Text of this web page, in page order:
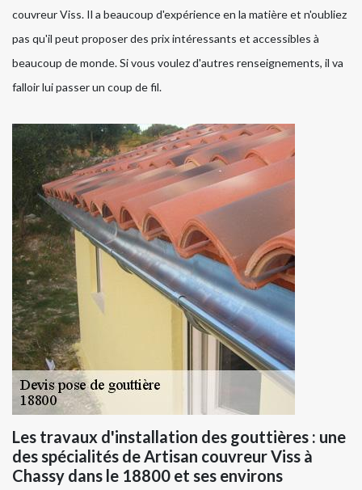
couvreur Viss. Il a beaucoup d'expérience en la matière et n'oubliez
pas qu'il peut proposer des prix intéressants et accessibles à
beaucoup de monde. Si vous voulez d'autres renseignements, il va
falloir lui passer un coup de fil.
Les travaux d'installation des gouttières : une
des spécialités de Artisan couvreur Viss à
Chassy dans le 18800 et ses environs